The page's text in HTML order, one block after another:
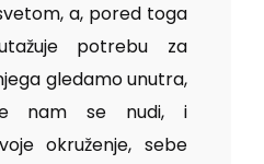
a, pored toga
potrebu za
gledamo unutra,
nam se nudi, i
okruženje, sebe